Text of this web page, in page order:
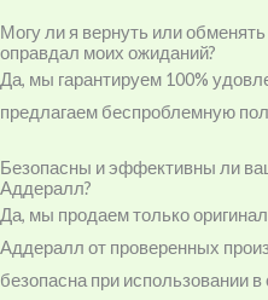
Могу ли я вернуть или
оправдал моих ожиданий?
Да, мы гарантируем 100%
предлагаем беспроблемную
Безопасны и эффективны ли
Аддералл?
Да, мы продаем только
Аддералл от проверенных
безопасна при использовании